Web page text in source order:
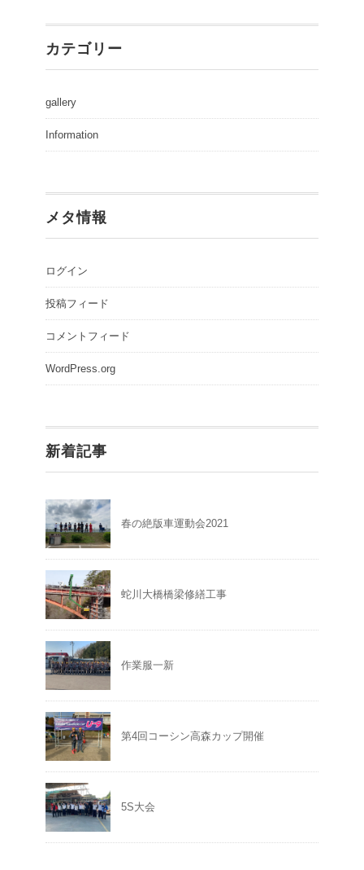
カテゴリー
gallery
Information
メタ情報
ログイン
投稿フィード
コメントフィード
WordPress.org
新着記事
春の絶版車運動会2021
蛇川大橋橋梁修繕工事
作業服一新
第4回コーシン高森カップ開催
5S大会